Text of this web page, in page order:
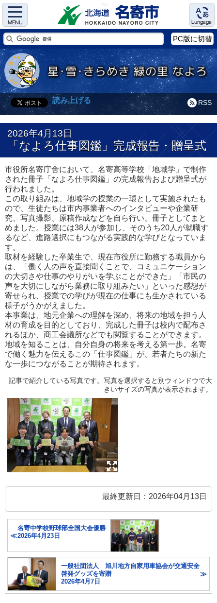
Menu Language
PC版に切替
RSS
読み上げる
2026年4月13日
「なよろ仕事図鑑」完成報告・贈呈式
市役所名寄庁舎において、名寄高等学校「地域学」で制作
された冊子「なよろ仕事図鑑」の完成報告および贈呈式が
行われました。
この取り組みは、地域学の授業の一環として実施されたも
ので、生徒たちは市内事業者へのインタビューや企業研
究、写真撮影、原稿作成などを自ら行い、冊子としてまと
めました。授業には38人が参加し、そのうち20人が就職す
るなど、進路選択にもつながる実践的な学びとなっていま
す。
取材を経験した卒業生で、現在市役所に勤務する職員から
は、「働く人の声を直接聞くことで、コミュニケーション
の大切さや仕事のやりがいを学ぶことができた」「市民の
声を大切にしながら業務に取り組みたい」といった感想が
寄せられ、授業での学びが現在の仕事にも生かされている
様子がうかがえました。
本事業は、地元企業への理解を深め、将来の地域を担う人
材の育成を目的としており、完成した冊子は校内で配布さ
れるほか、商工会議所などでも閲覧することができます。
地域を知ることは、自分自身の将来を考える第一歩。名寄
で働く魅力を伝えるこの「仕事図鑑」が、若者たちの新た
な一歩につながることが期待されます。
記事で紹介している写真です。写真を選択すると別ウィンドウで大
きいサイズの写真が表示されます。
最終更新日：2026年04月13日
名寄中学校野球部全国大会優勝
2026年4月23日
一般社団法人 旭川地方自家用車協会が交通安全
啓発グッズを寄贈
2026年4月7日